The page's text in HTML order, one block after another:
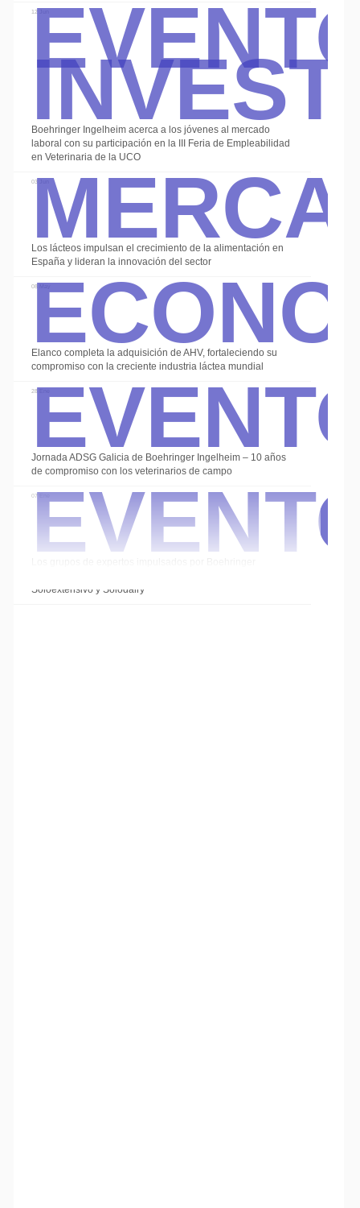
12 Jun
Boehringer Ingelheim acerca a los jóvenes al mercado
laboral con su participación en la III Feria de Empleabilidad
en Veterinaria de la UCO
03 Jun
Los lácteos impulsan el crecimiento de la alimentación en
España y lideran la innovación del sector
08 May
Elanco completa la adquisición de AHV, fortaleciendo su
compromiso con la creciente industria láctea mundial
28 Ene
Jornada ADSG Galicia de Boehringer Ingelheim – 10 años
de compromiso con los veterinarios de campo
07 Ene
Soloextensivo y Solodairy